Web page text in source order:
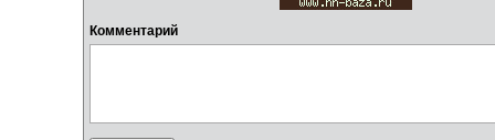
Комментарий